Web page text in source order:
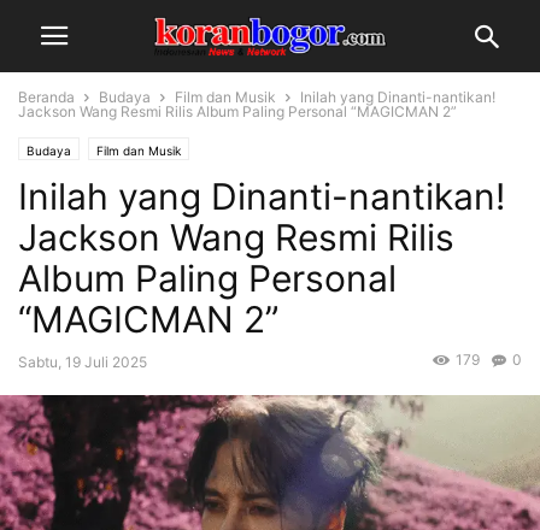
Beranda Budaya Film dan Musik
Inilah yang Dinanti-nantikan!
Jackson Wang Resmi Rilis Album Paling Personal “MAGICMAN 2”
Budaya Film dan Musik
Inilah yang Dinanti-nantikan!
Jackson Wang Resmi Rilis
Album Paling Personal
“MAGICMAN 2”
Sabtu, 19 Juli 2025 0
179